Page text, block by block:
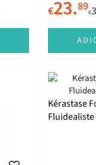
€23.89€
Kérastase